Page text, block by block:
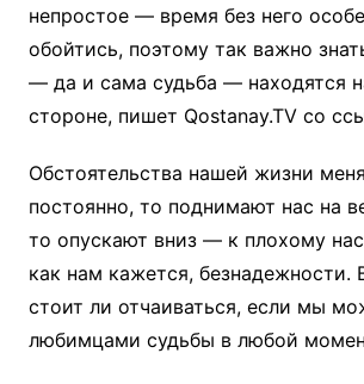
непростое — время без него
обойтись, поэтому так важно
— да и сама судьба — находятся
стороне, пишет Qostanay.TV со
Обстоятельства нашей жизни
постоянно, то поднимают нас на
то опускают вниз — к плохому
как нам кажется, безнадежности.
стоит ли отчаиваться, если мы
любимцами судьбы в любой